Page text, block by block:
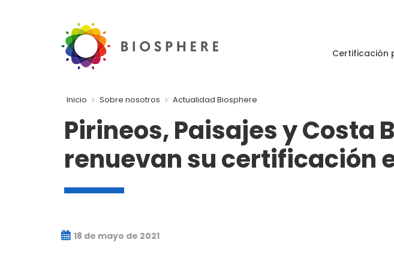
Certificación
Inicio Sobre nosotros Actualidad Biosphere
Pirineos, Paisajes y Costa
renuevan su certificación
18 de mayo de 2021